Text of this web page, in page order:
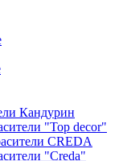
Кандурин
"Top decor"
CREDA
"Creda"